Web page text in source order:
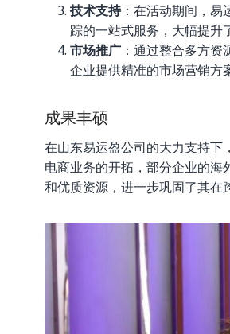
技术支持：在活动期间，易
踪的一站式服务，大幅提升
市场推广 ：通过整合多方
企业提供精准的市场营销方
成果丰硕
在山东易运盈公司的大力支持下
电商业务的开拓，部分企业的
和优质资源，进一步巩固了其在